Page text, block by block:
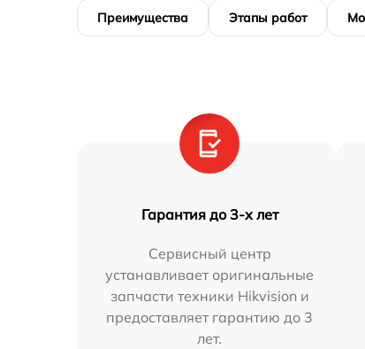
Преимущества Этапы работ
Гарантия до 3-х лет
Сервисный центр
устанавливает оригинальные
запчасти техники Hikvision и
предоставляет гарантию до 3
лет.